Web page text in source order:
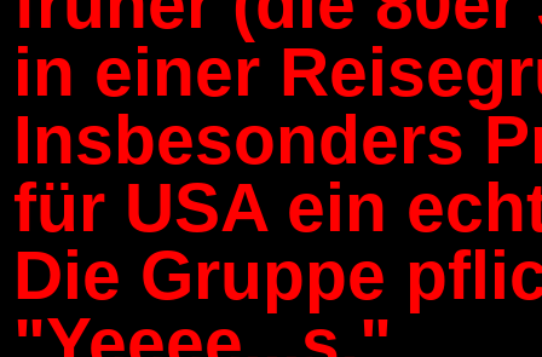
in einer
Insbesonders
für USA ein
Die Gruppe